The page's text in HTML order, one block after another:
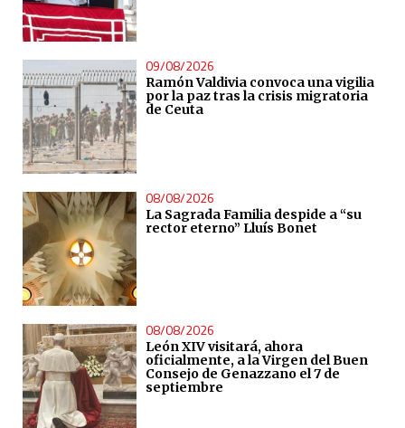
09/08/2026
Ramón Valdivia convoca una vigilia
por la paz tras la crisis migratoria
de Ceuta
08/08/2026
La Sagrada Familia despide a “su
rector eterno” Lluís Bonet
08/08/2026
León XIV visitará, ahora
oficialmente, a la Virgen del Buen
Consejo de Genazzano el 7 de
septiembre